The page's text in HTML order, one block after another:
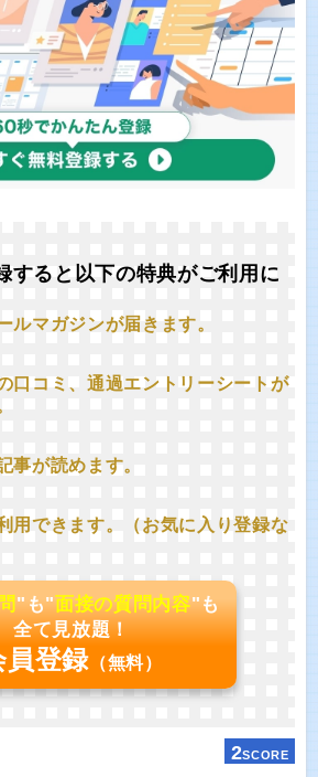
すると以下の特典がご利用に
ルマガジンが届きます。
口コミ、通過エントリーシートが
事が読めます。
用できます。（お気に入り登録な
"も"面接の質問内容"も
全て見放題！
員登録 （無料）
2SCORE